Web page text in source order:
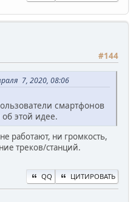
#144
7, 2020, 08:06
смартфонов
этой идее.
работают, ни громкость,
треков/станций.
QQ ЦИТИРОВАТЬ